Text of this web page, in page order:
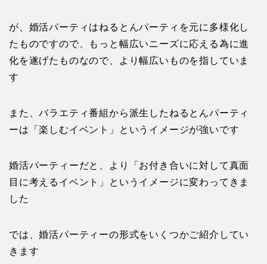
が、婚活パーティはねるとんパーティを元に多様化し
たものですので、もっと幅広いニーズに応える為に進
化を遂げたものなので、より幅広いものを指していま
す
また、バラエティ番組から派生したねるとんパーティ
ーは「楽しむイベント」というイメージが強いです
婚活パーティーだと、より「お付き合いに対して真面
目に考えるイベント」というイメージに変わってきま
した
では、婚活パーティーの形式をいくつかご紹介してい
きます